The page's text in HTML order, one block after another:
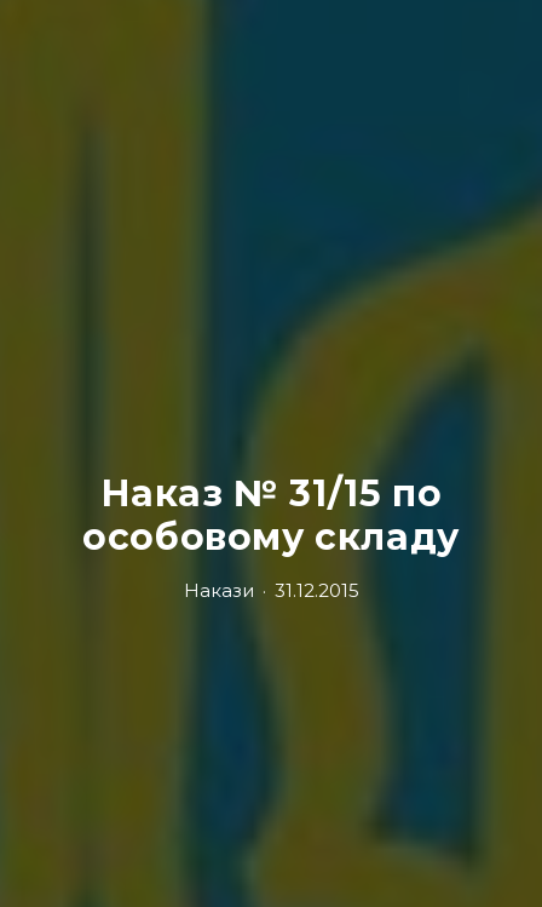
Наказ № 31/15 по
особовому складу
Накази · 31.12.2015